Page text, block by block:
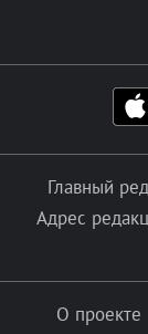
Главный
Адрес
О проекте